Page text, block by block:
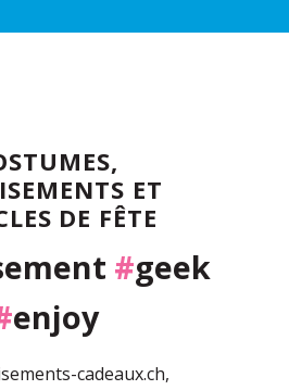
ET
DE FÊTE
#geek
enjoy
cadeaux.ch,